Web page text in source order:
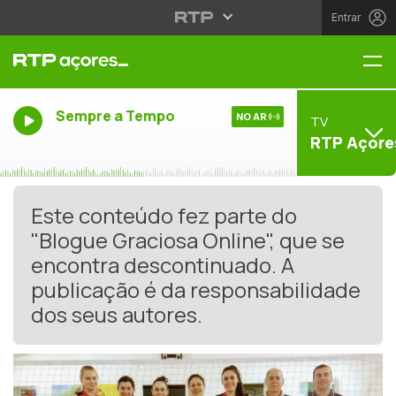
Entrar
Sempre a Tempo NO AR TV
RTP
Este conteúdo fez parte do
"Blogue Graciosa Online", que se
encontra descontinuado. A
publicação é da responsabilidade
dos seus autores.